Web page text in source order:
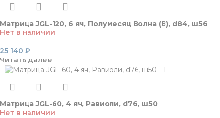
Матрица JGL-120, 6 яч, Полумесяц Волна (В), d84, ш56
Нет в наличии
25 140 ₽
Читать далее
Матрица JGL-60, 4 яч, Равиоли, d76, ш50
Нет в наличии